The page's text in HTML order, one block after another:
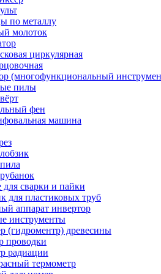
по металлу
молоток
циркулярная
(многофункциональный
пилы
фен
машина
сварки и пайки
для пластиковых труб
аппарат инвертор
инструменты
(гидроментр) древесины
проводки
радиации
термометр